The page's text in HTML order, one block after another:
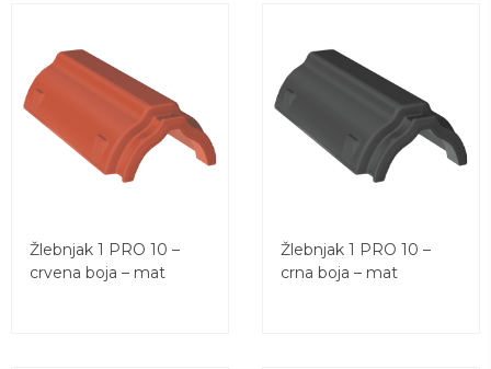
Žlebnjak 1 PRO 10 –
crvena boja – mat
Žlebnjak 1 PRO 10 –
crna boja – mat